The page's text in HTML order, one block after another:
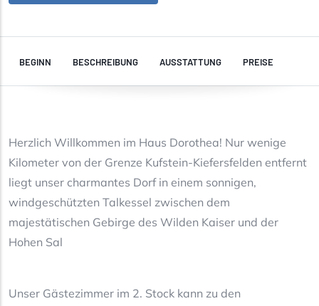
BEGINN BESCHREIBUNG AUSSTATTUNG PREISE
Herzlich Willkommen im Haus Dorothea! Nur wenige
Kilometer von der Grenze Kufstein-Kiefersfelden entfernt
liegt unser charmantes Dorf in einem sonnigen,
windgeschützten Talkessel zwischen dem
majestätischen Gebirge des Wilden Kaiser und der
Hohen Sal
Unser Gästezimmer im 2. Stock kann zu den